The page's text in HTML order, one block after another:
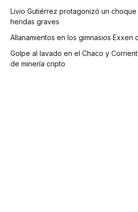
Livio Gutiérrez protagonizó un
heridas graves
Allanamientos en los gimnasios Exxen
Golpe al lavado en el Chaco y
de minería cripto